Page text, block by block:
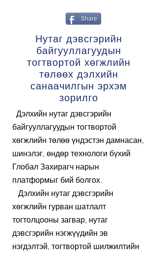
Share
Нутаг дэвсгэрийн
байгууллагуудын
тогтвортой хөгжлийн
төлөөх дэлхийн
санаачилгын эрхэм
зорилго
Дэлхийн нутаг дэвсгэрийн
байгууллагуудын тогтвортой
хөгжлийн төлөө үндэстэн дамнасан,
шинэлэг, өндөр технологи бүхий
Глобал Захирагч нарын
платформыг бий болгох.
Дэлхийн нутаг дэвсгэрийн
хөгжлийн гурван шатлалт
тогтолцооны загвар, нутаг
дэвсгэрийн нэгжүүдийн эв
нэгдэлтэй, тогтвортой шилжилтийн